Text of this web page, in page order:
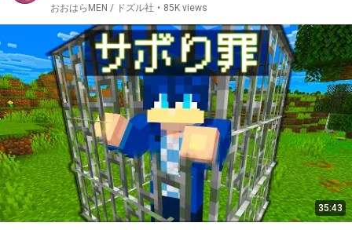
おおはらMEN / ドズル社 • 85K views
35:43